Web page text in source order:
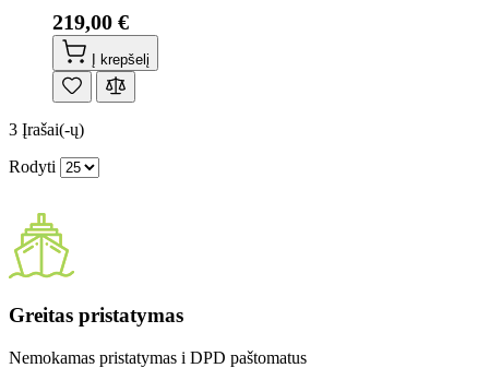
219,00 €
Į krepšelį
3 Įrašai(-ų)
Rodyti
Greitas pristatymas
Nemokamas pristatymas i DPD paštomatus